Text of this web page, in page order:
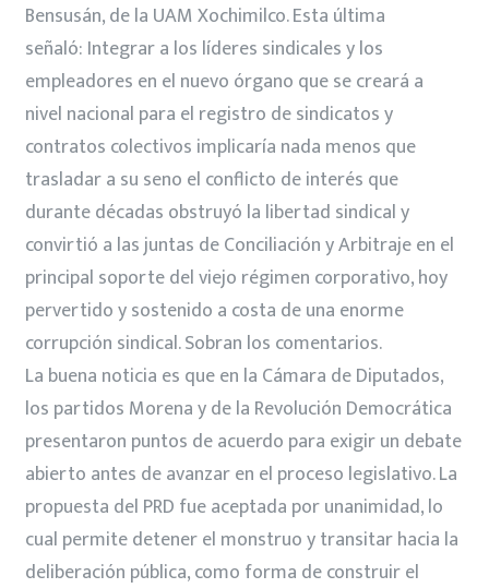
Bensusán, de la UAM Xochimilco. Esta última
señaló: Integrar a los líderes sindicales y los
empleadores en el nuevo órgano que se creará a
nivel nacional para el registro de sindicatos y
contratos colectivos implicaría nada menos que
trasladar a su seno el conflicto de interés que
durante décadas obstruyó la libertad sindical y
convirtió a las juntas de Conciliación y Arbitraje en el
principal soporte del viejo régimen corporativo, hoy
pervertido y sostenido a costa de una enorme
corrupción sindical. Sobran los comentarios.
La buena noticia es que en la Cámara de Diputados,
los partidos Morena y de la Revolución Democrática
presentaron puntos de acuerdo para exigir un debate
abierto antes de avanzar en el proceso legislativo. La
propuesta del PRD fue aceptada por unanimidad, lo
cual permite detener el monstruo y transitar hacia la
deliberación pública, como forma de construir el